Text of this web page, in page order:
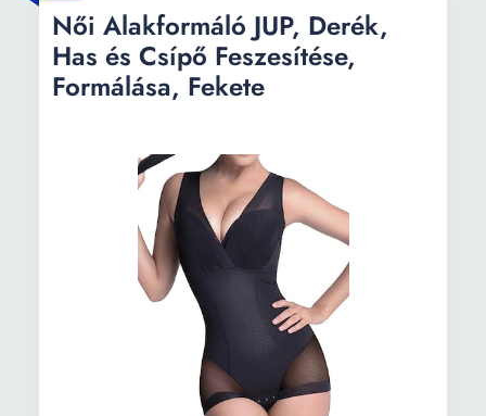
Női Alakformáló JUP, Derék,
Has és Csípő Feszesítése,
Formálása, Fekete